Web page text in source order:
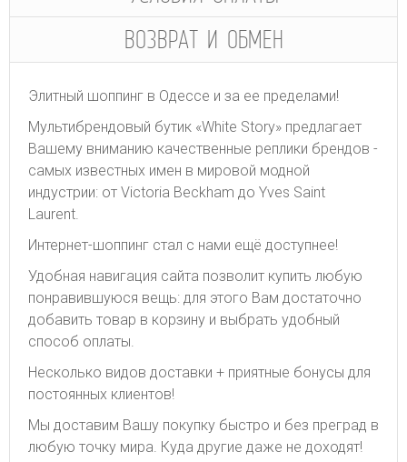
ВОЗВРАТ И ОБМЕН
Элитный шоппинг в Одессе и за ее пределами!
Мультибрендовый бутик «White Story» предлагает
Вашему вниманию качественные реплики брендов -
самых известных имен в мировой модной
индустрии: от Victoria Beckham до Yves Saint
Laurent.
Интернет-шоппинг стал с нами ещё доступнее!
Удобная навигация сайта позволит купить любую
понравившуюся вещь: для этого Вам достаточно
добавить товар в корзину и выбрать удобный
способ оплаты.
Несколько видов доставки + приятные бонусы для
постоянных клиентов!
Мы доставим Вашу покупку быстро и без преград в
любую точку мира. Куда другие даже не доходят!